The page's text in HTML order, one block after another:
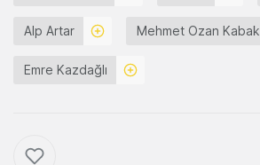
Alp Artar Mehmet Ozan Kabak
Emre Kazdağlı